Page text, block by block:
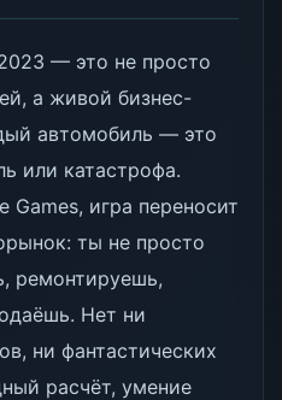
— это не просто
а живой бизнес-
автомобиль — это
или катастрофа.
Games, игра переносит
ты не просто
ремонтируешь,
Нет ни
ни фантастических
расчёт, умение